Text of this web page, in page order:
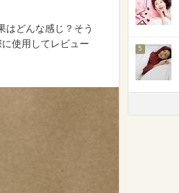
はどんな感じ？そう
使用してレビュー
5